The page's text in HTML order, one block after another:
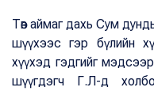
Төв аймаг дахь Сум
шүүхээс гэр бүлийн
хүүхэд гэдгийг мэдсээр
шүүгдэгч Г.Л-д